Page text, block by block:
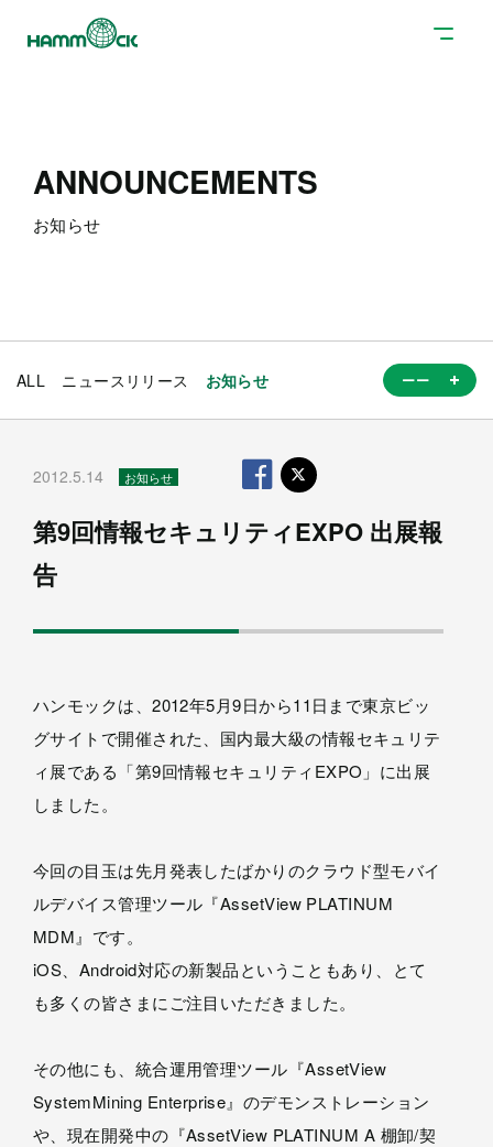
ANNOUNCEMENTS
お知らせ
2012.5.14 お知らせ
第9回情報セキュリティEXPO 出展報
告
ハンモックは、2012年5月9日から11日まで東京ビッ
グサイトで開催された、国内最大級の情報セキュリテ
ィ展である「第9回情報セキュリティEXPO」に出展
しました。
今回の目玉は先月発表したばかりのクラウド型モバイ
ルデバイス管理ツール『AssetView PLATINUM
MDM』です。
iOS、Android対応の新製品ということもあり、とて
も多くの皆さまにご注目いただきました。
その他にも、統合運用管理ツール『AssetView
SystemMining Enterprise』のデモンストレーション
や、現在開発中の『AssetView PLATINUM A 棚卸/契
ALL ニュースリリース お知らせ